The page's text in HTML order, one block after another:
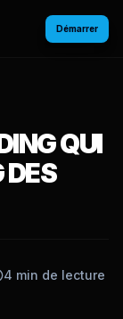
Démarrer
QUI
DES
4 min de lecture